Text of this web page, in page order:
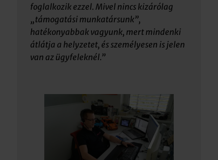
foglalkozik ezzel. Mivel nincs kizárólag
„támogatási munkatársunk”,
hatékonyabbak vagyunk, mert mindenki
átlátja a helyzetet, és személyesen is jelen
van az ügyfeleknél.”